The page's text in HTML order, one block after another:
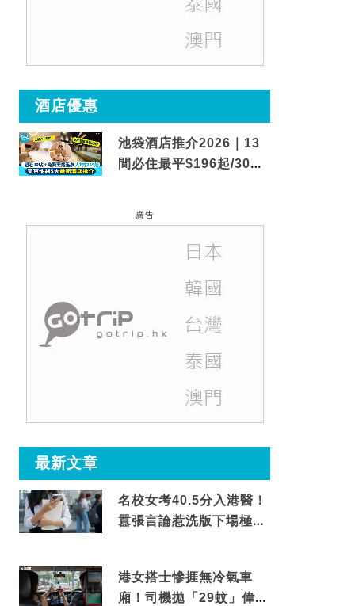
酒店優惠
池袋酒店推介2026｜13
間必住最平$196起/30秒
廣告
最新文章
名校女考40.5分入港醫！
囂張言論惹洗版下場極震
港女搭士慘捱無冷氣車
廂！司機拋「29蚊」偉論